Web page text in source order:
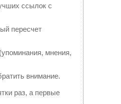
ссылок с
пересчет
мнения,
внимание.
раз, а первые